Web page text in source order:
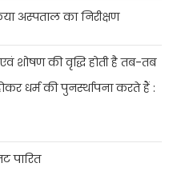
अस्पताल का निरीक्षण
शोषण की वृद्धि होती है तब-तब
धर्म की पुनर्स्थापना करते हैं :
पारित